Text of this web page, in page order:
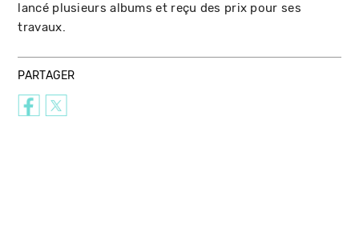
lancé plusieurs albums et reçu des prix pour ses
travaux.
PARTAGER